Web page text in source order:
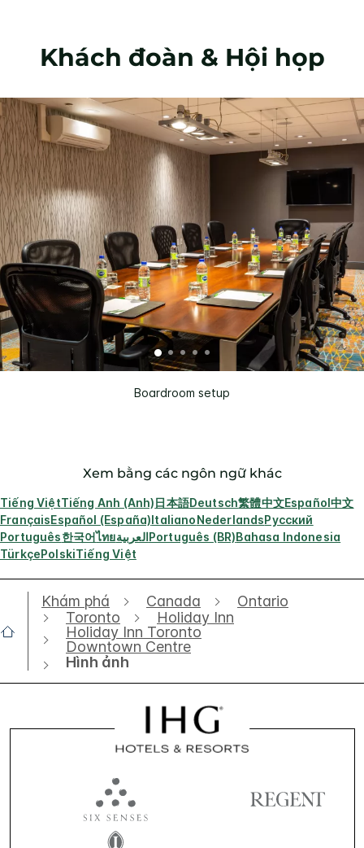
Khách đoàn & Hội họp
Boardroom setup
Xem bằng các ngôn ngữ khác
Tiếng ViệtTiếng Anh (Anh)日本語Deutsch繁體中文Español中文
FrançaisEspañol (España)ItalianoNederlandsРусский
Português한국어ไทยالعربيةPortuguês (BR)Bahasa Indonesia
TürkçePolskiTiếng Việt
Khám phá Canada
Ontario
Toronto
Holiday Inn
Holiday Inn Toronto
Downtown Centre
Hình ảnh